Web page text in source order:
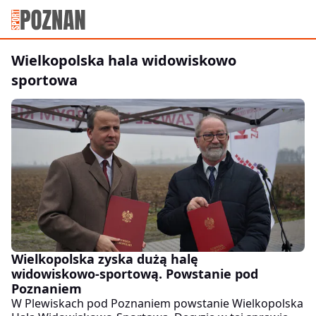
wielkopolska hala widowiskowo
sportowa
Wielkopolska zyska dużą halę
widowiskowo-sportową. Powstanie pod
Poznaniem
W Plewiskach pod Poznaniem powstanie Wielkopolska